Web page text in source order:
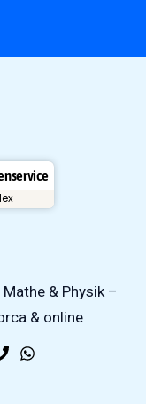
& Physik –
& online